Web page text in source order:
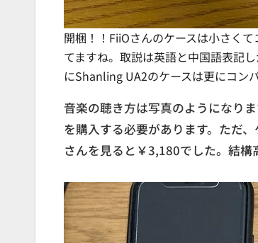
開梱！！FiiOさんのケースは小さく
てますね。取説は英語と中国語表記
にShanling UA2のケースは更にコンパ
音楽の聴き方は写真のようになり
を購入する必要があります。ただ
さんを見ると￥3,180でした。結構